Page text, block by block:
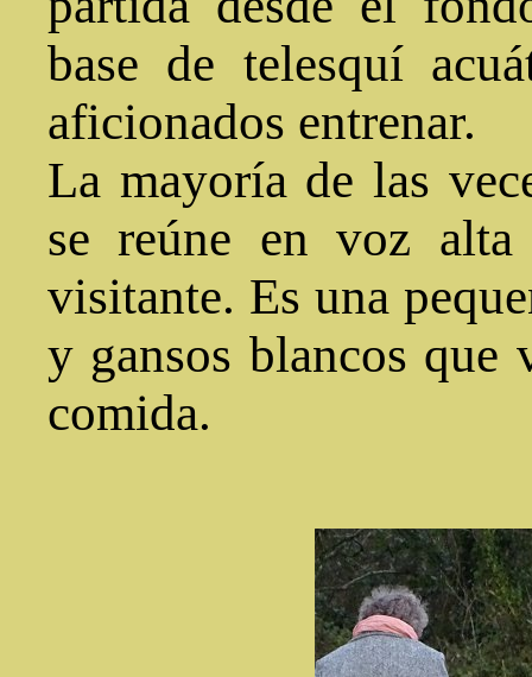
base de telesquí
aficionados entrenar.
La mayoría de las
se reúne en voz
visitante. Es una
y gansos blancos que
comida.